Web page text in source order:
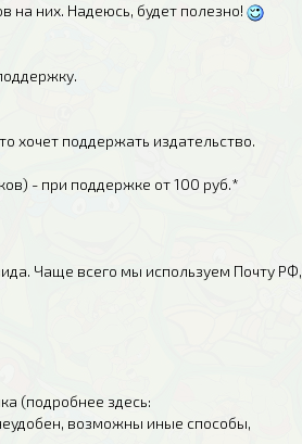
на них. Надеюсь, будет полезно!
хочет поддержать издательство.
- при поддержке от 100 руб.*
Чаще всего мы используем Почту РФ,
(подробнее здесь:
возможны иные способы,